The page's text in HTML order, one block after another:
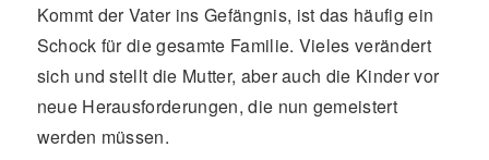
Kommt der Vater ins Gefängnis, ist das häufig ein
Schock für die gesamte Familie. Vieles verändert
sich und stellt die Mutter, aber auch die Kinder vor
neue Herausforderungen, die nun gemeistert
werden müssen.